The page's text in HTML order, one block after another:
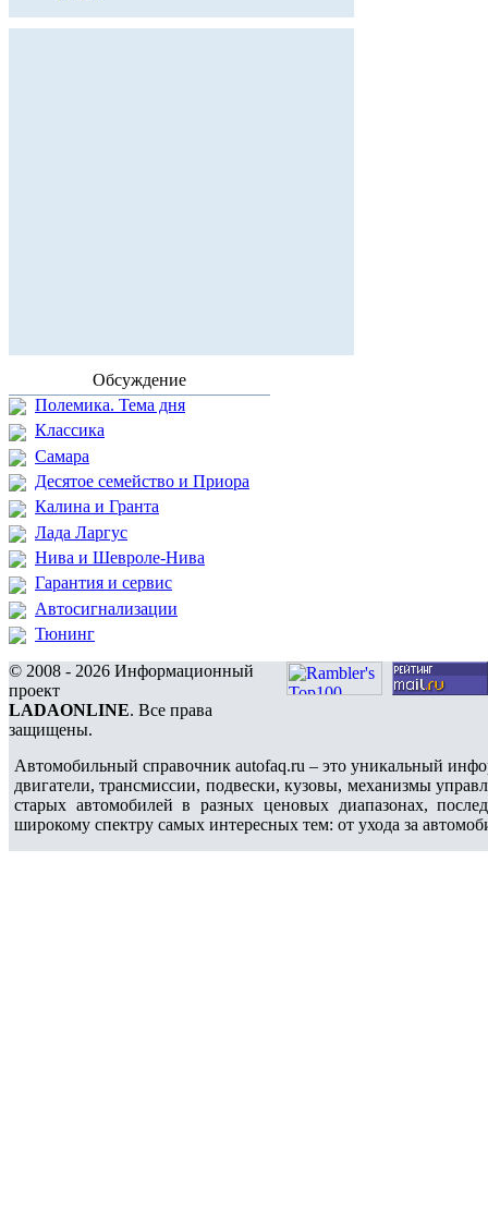
Обсуждение
Полемика. Тема дня
Классика
Самара
Десятое семейство и Приора
Калина и Гранта
Лада Ларгус
Нива и Шевроле-Нива
Гарантия и сервис
Автосигнализации
Тюнинг
© 2008 - 2026 Информационный
проект
LADAONLINE. Все права
защищены.
Автомобильный справочник autofaq.ru – это уникальный
двигатели, трансмиссии, подвески, кузовы, механизмы
старых автомобилей в разных ценовых диапазонах,
широкому спектру самых интересных тем: от ухода за